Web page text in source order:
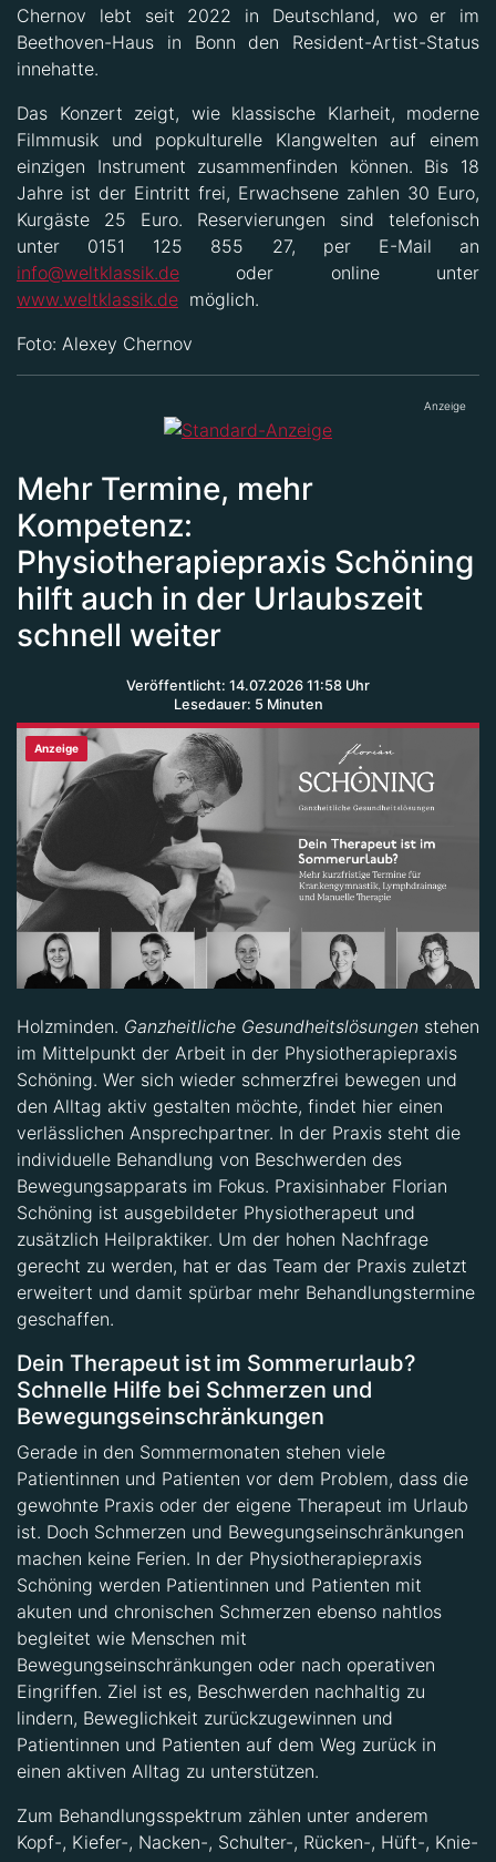
Chernov lebt seit 2022 in Deutschland, wo er im
Beethoven-Haus in Bonn den Resident-Artist-Status
innehatte.
Das Konzert zeigt, wie klassische Klarheit, moderne
Filmmusik und popkulturelle Klangwelten auf einem
einzigen Instrument zusammenfinden können. Bis 18
Jahre ist der Eintritt frei, Erwachsene zahlen 30 Euro,
Kurgäste 25 Euro. Reservierungen sind telefonisch
unter 0151 125 855 27, per E-Mail an
info@weltklassik.de oder online unter
www.weltklassik.de möglich.
Foto: Alexey Chernov
Anzeige
Mehr Termine, mehr
Kompetenz:
Physiotherapiepraxis Schöning
hilft auch in der Urlaubszeit
schnell weiter
Veröffentlicht: 14.07.2026 11:58 Uhr
Lesedauer: 5 Minuten
Anzeige
Holzminden. Ganzheitliche Gesundheitslösungen stehen
im Mittelpunkt der Arbeit in der Physiotherapiepraxis
Schöning. Wer sich wieder schmerzfrei bewegen und
den Alltag aktiv gestalten möchte, findet hier einen
verlässlichen Ansprechpartner. In der Praxis steht die
individuelle Behandlung von Beschwerden des
Bewegungsapparats im Fokus. Praxisinhaber Florian
Schöning ist ausgebildeter Physiotherapeut und
zusätzlich Heilpraktiker. Um der hohen Nachfrage
gerecht zu werden, hat er das Team der Praxis zuletzt
erweitert und damit spürbar mehr Behandlungstermine
geschaffen.
Dein Therapeut ist im Sommerurlaub?
Schnelle Hilfe bei Schmerzen und
Bewegungseinschränkungen
Gerade in den Sommermonaten stehen viele
Patientinnen und Patienten vor dem Problem, dass die
gewohnte Praxis oder der eigene Therapeut im Urlaub
ist. Doch Schmerzen und Bewegungseinschränkungen
machen keine Ferien. In der Physiotherapiepraxis
Schöning werden Patientinnen und Patienten mit
akuten und chronischen Schmerzen ebenso nahtlos
begleitet wie Menschen mit
Bewegungseinschränkungen oder nach operativen
Eingriffen. Ziel ist es, Beschwerden nachhaltig zu
lindern, Beweglichkeit zurückzugewinnen und
Patientinnen und Patienten auf dem Weg zurück in
einen aktiven Alltag zu unterstützen.
Zum Behandlungsspektrum zählen unter anderem
Kopf-, Kiefer-, Nacken-, Schulter-, Rücken-, Hüft-, Knie-